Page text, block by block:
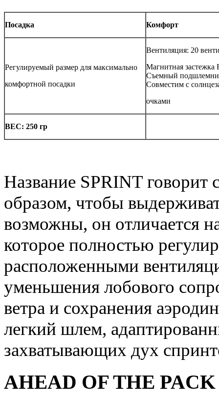
Посадка Комфорт
Регулируемый размер для максимально
комфортной посадки
Вентиляция: 20
Магнитная застежка
Съемный
Совместим с
очками
ВЕС: 250 гр
Название SPRINT говорит
образом, чтобы
возможны, он отличается
которое полностью
расположенными
уменьшения лобового
ветра и сохранения
легкий шлем,
захватывающих дух
AHEAD OF THE PACK